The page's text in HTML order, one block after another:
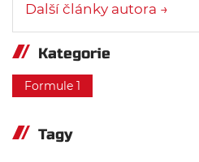
Další články autora →
Kategorie
Formule 1
Tagy